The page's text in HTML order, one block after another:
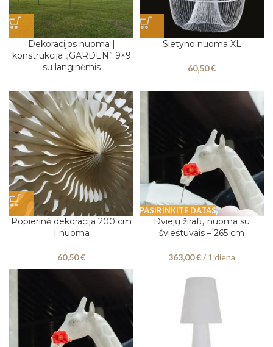
Dekoracijos nuoma |
konstrukcija „GARDEN” 9×9
su langinėmis
Sietyno nuoma XL
60,50€
Popierinė dekoracija 200 cm
| nuoma
60,50€
PASIRINKITE DATAS
Dviejų žirafų nuoma su
šviestuvais – 265 cm
363,00€/ 1 diena